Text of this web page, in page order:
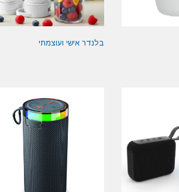
בלנדר אישי ועוצמתי